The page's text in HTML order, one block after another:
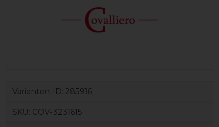
Varianten-ID: 285916
SKU: COV-3231615